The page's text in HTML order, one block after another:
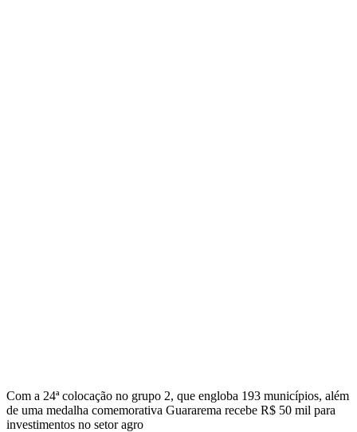
Com a 24ª colocação no grupo 2, que engloba 193 municípios, além
de uma medalha comemorativa Guararema recebe R$ 50 mil para
investimentos no setor agro